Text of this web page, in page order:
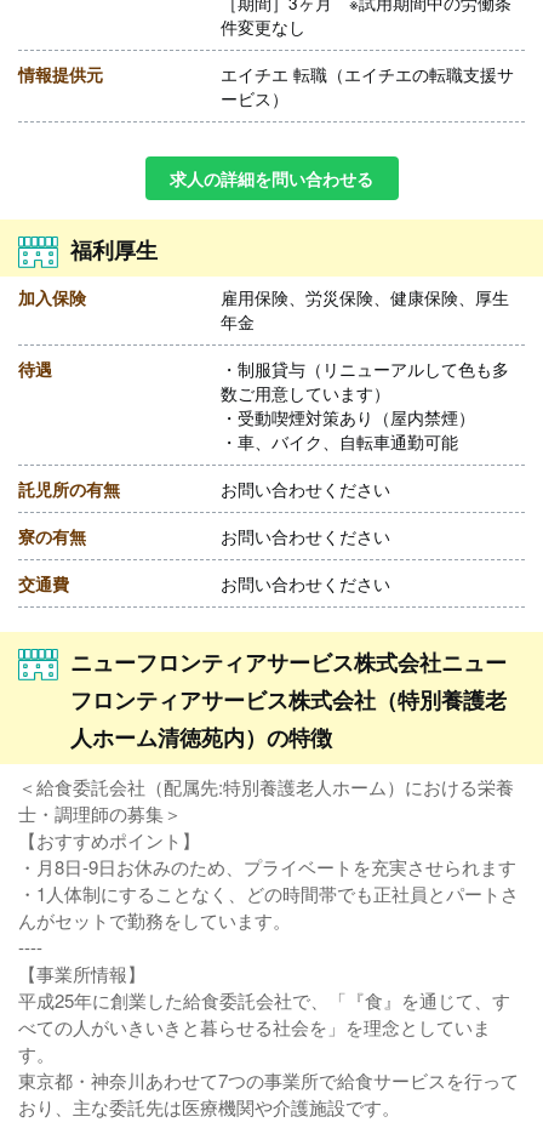
件変更なし
情報提供元
エイチエ 転職（エイチエの転職支援サ
ービス）
求人の詳細を問い合わせる
福利厚生
加入保険
雇用保険、労災保険、健康保険、厚生
年金
待遇
・制服貸与（リニューアルして色も多
数ご用意しています）
・受動喫煙対策あり（屋内禁煙）
・車、バイク、自転車通勤可能
託児所の有無 お問い合わせください
寮の有無 お問い合わせください
交通費 お問い合わせください
ニューフロンティアサービス株式会社ニュー
フロンティアサービス株式会社（特別養護老
人ホーム清徳苑内）の特徴
＜給食委託会社（配属先:特別養護老人ホーム）における栄養
士・調理師の募集＞
【おすすめポイント】
・月8日-9日お休みのため、プライベートを充実させられます
・1人体制にすることなく、どの時間帯でも正社員とパートさ
んがセットで勤務をしています。
----
【事業所情報】
平成25年に創業した給食委託会社で、「『食』を通じて、す
べての人がいきいきと暮らせる社会を」を理念としていま
す。
東京都・神奈川あわせて7つの事業所で給食サービスを行って
おり、主な委託先は医療機関や介護施設です。